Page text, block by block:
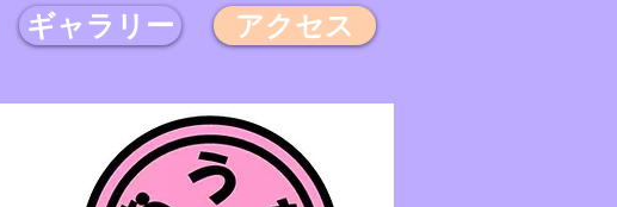
ギャラリー アクセス